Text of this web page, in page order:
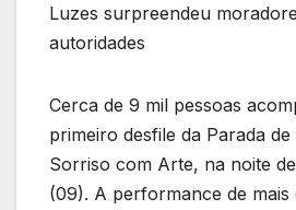
Luzes surpreendeu
autoridades
Cerca de 9 mil pessoas
primeiro desfile da Parada de
Sorriso com Arte, na noite
(09). A performance de mais